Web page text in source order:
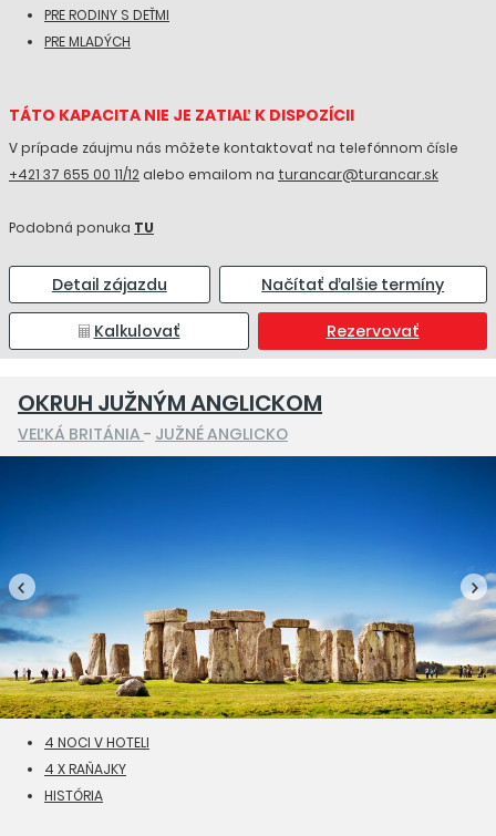
PRE RODINY S DEŤMI
PRE MLADÝCH
TÁTO KAPACITA NIE JE ZATIAĽ K DISPOZÍCII
V prípade záujmu nás môžete kontaktovať na telefónnom čísle
+421 37 655 00 11/12 alebo emailom na turancar@turancar.sk
Podobná ponuka TU
Detail zájazdu Načítať ďalšie termíny
Kalkulovať Rezervovať
OKRUH JUŽNÝM ANGLICKOM
VEĽKÁ BRITÁNIA - JUŽNÉ ANGLICKO
4 NOCI V HOTELI
4 X RAŇAJKY
HISTÓRIA